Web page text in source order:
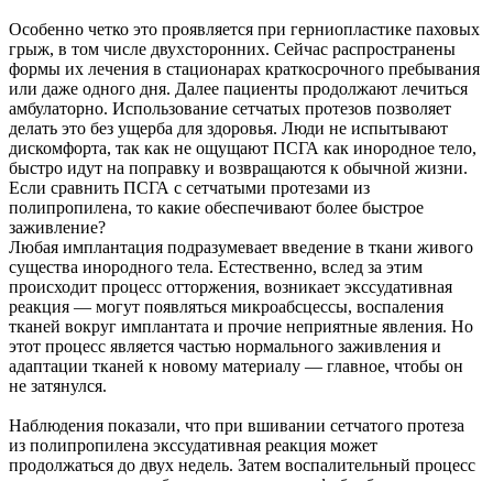
Особенно четко это проявляется при герниопластике паховых
грыж, в том числе двухсторонних. Сейчас распространены
формы их лечения в стационарах краткосрочного пребывания
или даже одного дня. Далее пациенты продолжают лечиться
амбулаторно. Использование сетчатых протезов позволяет
делать это без ущерба для здоровья. Люди не испытывают
дискомфорта, так как не ощущают ПСГА как инородное тело,
быстро идут на поправку и возвращаются к обычной жизни.
Если сравнить ПСГА с сетчатыми протезами из
полипропилена, то какие обеспечивают более быстрое
заживление?
Любая имплантация подразумевает введение в ткани живого
существа инородного тела. Естественно, вслед за этим
происходит процесс отторжения, возникает экссудативная
реакция — могут появляться микроабсцессы, воспаления
тканей вокруг имплантата и прочие неприятные явления. Но
этот процесс является частью нормального заживления и
адаптации тканей к новому материалу — главное, чтобы он
не затянулся.
Наблюдения показали, что при вшивании сетчатого протеза
из полипропилена экссудативная реакция может
продолжаться до двух недель. Затем воспалительный процесс